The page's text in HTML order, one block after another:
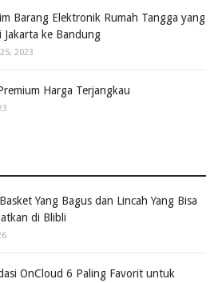
Barang Elektronik Rumah Tangga yang
Jakarta ke Bandung
2023
Harga Terjangkau
Yang Bagus dan Lincah Yang Bisa
di Blibli
OnCloud 6 Paling Favorit untuk